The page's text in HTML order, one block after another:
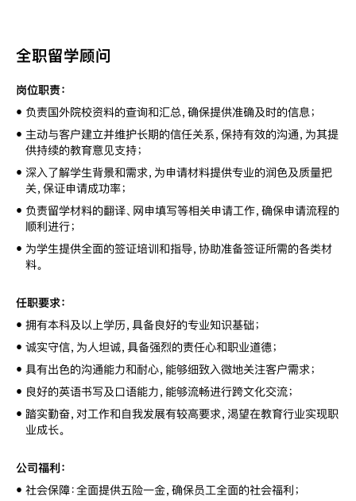
全职留学顾问
岗位职责：
• 负责国外院校资料的查询和汇总，确保提供准确及时的信息；
• 主动与客户建立并维护长期的信任关系，保持有效的沟通，为其提
供持续的教育意见支持；
• 深入了解学生背景和需求，为申请材料提供专业的润色及质量把
关，保证申请成功率；
• 负责留学材料的翻译、网申填写等相关申请工作，确保申请流程的
顺利进行；
• 为学生提供全面的签证培训和指导，协助准备签证所需的各类材
料。
任职要求：
• 拥有本科及以上学历，具备良好的专业知识基础；
• 诚实守信，为人坦诚，具备强烈的责任心和职业道德；
• 具有出色的沟通能力和耐心，能够细致入微地关注客户需求；
• 良好的英语书写及口语能力，能够流畅进行跨文化交流；
• 踏实勤奋，对工作和自我发展有较高要求，渴望在教育行业实现职
业成长。
公司福利：
• 社会保障：全面提供五险一金，确保员工全面的社会福利；